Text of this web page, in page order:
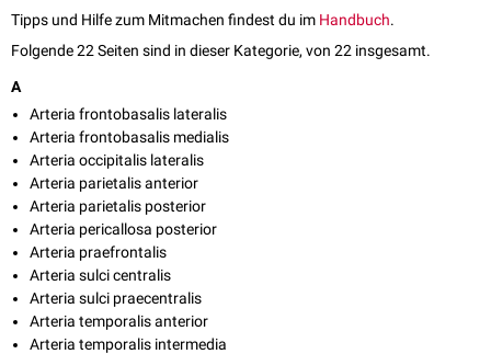
Tipps und Hilfe zum Mitmachen findest du im Handbuch.
Folgende 22 Seiten sind in dieser Kategorie, von 22 insgesamt.
A
Arteria frontobasalis lateralis
Arteria frontobasalis medialis
Arteria occipitalis lateralis
Arteria parietalis anterior
Arteria parietalis posterior
Arteria pericallosa posterior
Arteria praefrontalis
Arteria sulci centralis
Arteria sulci praecentralis
Arteria temporalis anterior
Arteria temporalis intermedia